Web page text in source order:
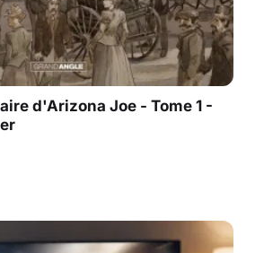
d'Arizona Joe - Tome 1 -